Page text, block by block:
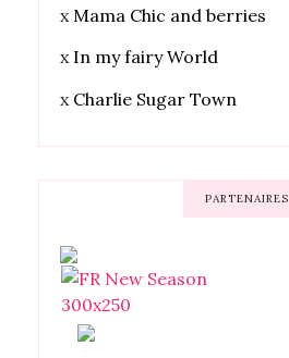
xMama Chic and berries
x In my fairy World
x Charlie Sugar Town
PARTENAIRES